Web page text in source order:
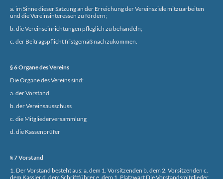
a. im Sinne dieser Satzung an der Erreichung der Vereinsziele mitzuarbeiten
und die Vereinsinteressen zu fördern;
b. die Vereinseinrichtungen pfleglich zu behandeln;
c. der Beitragspflicht fristgemäß nachzukommen.
§ 6 Organe des Vereins
Die Organe des Vereins sind:
a. der Vorstand
b. der Vereinsausschuss
c. die Mitgliederversammlung
d. die Kassenprüfer
§ 7 Vorstand
1. Der Vorstand besteht aus: a. dem 1. Vorsitzenden b. dem 2. Vorsitzenden c.
dem Kassier d. dem Schriftführer e. dem 1. Platzwart Die Vorstandsmitglieder